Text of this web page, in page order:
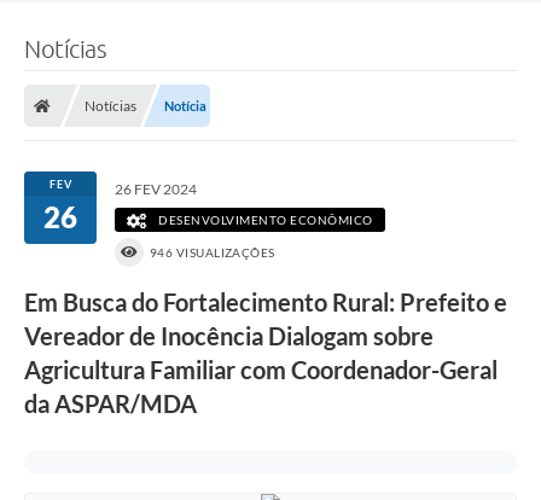
Transparência Pública
Notícias
Legislação
Renuncia de Receita
Galeria de Fotos
Cartas de Serviços
Notícias
Notícias Notícia
FEV
26
26 FEV 2024
DESENVOLVIMENTO ECONÔMICO
946 VISUALIZAÇÕES
Em Busca do Fortalecimento Rural: Prefeito e
Vereador de Inocência Dialogam sobre
Agricultura Familiar com Coordenador-Geral
da ASPAR/MDA